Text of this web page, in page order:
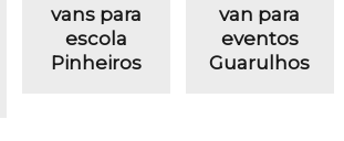
vans para
escola
Pinheiros
van para
eventos
Guarulhos